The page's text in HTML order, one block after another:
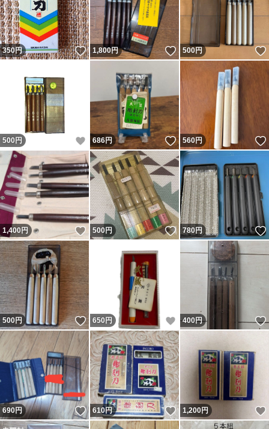
350円 いいね！
1,800円 いいね！
500円
500 円 いいね！
686円 いいね！
560円
1,400円 いいね！
500円 いいね！
780円
500円 いいね！
650 円 いいね！
400円
690円 いいね！
610円 いいね！
1,200円